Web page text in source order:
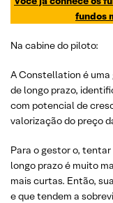
fundos
Na cabine do piloto:
A Constellation é
de longo prazo,
com potencial de
valorização do preço
Para o gestor o,
longo prazo é muito
mais curtas. Então,
e que tendem a